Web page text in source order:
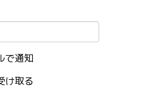
で通知
け取る